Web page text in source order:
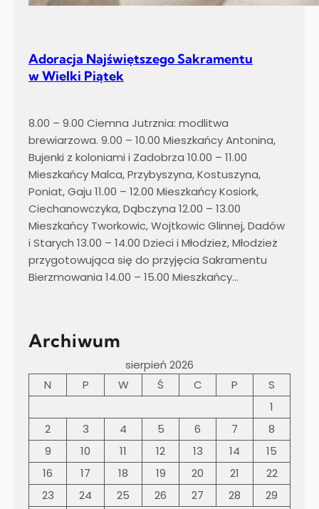
Adoracja Najświętszego Sakramentu
w Wielki Piątek
8.00 – 9.00 Ciemna Jutrznia: modlitwa
brewiarzowa. 9.00 – 10.00 Mieszkańcy Antonina,
Bujenki z koloniami i Zadobrza 10.00 – 11.00
Mieszkańcy Malca, Przybyszyna, Kostuszyna,
Poniat, Gaju 11.00 – 12.00 Mieszkańcy Kosiork,
Ciechanowczyka, Dąbczyna 12.00 – 13.00
Mieszkańcy Tworkowic, Wojtkowic Glinnej, Dadów
i Starych 13.00 – 14.00 Dzieci i Młodzież, Młodzież
przygotowująca się do przyjęcia Sakramentu
Bierzmowania 14.00 – 15.00 Mieszkańcy…
Archiwum
sierpień 2026
N
P W Ś C P
S
1
2
3 4 5 6 7
8
9
10 11 12 13 14
15
16
17 18 19 20 21
22
23
24 25 26 27 28
29